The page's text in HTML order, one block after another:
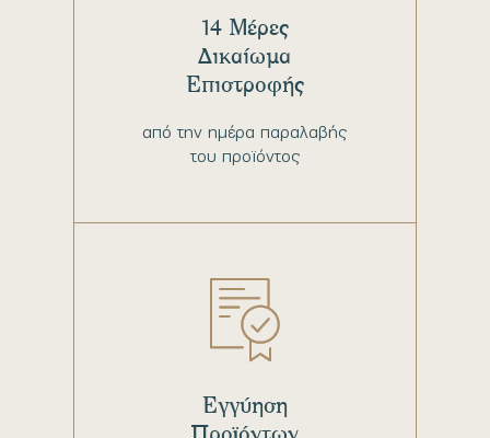
από την ημέρα παραλαβής
του προϊόντος
14 Μέρες
Δικαίωμα
Επιστροφής
Εγγύηση